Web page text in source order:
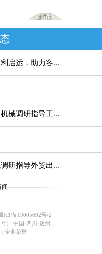
启运，助力客...
械调研指导工...
研指导外贸出...
闻
ICP备13005692号-2
） 中国·四川·达州
| 企业荣誉